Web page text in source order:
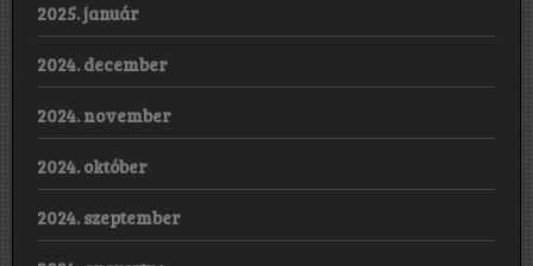
2025. január
2024. december
2024. november
2024. október
2024. szeptember